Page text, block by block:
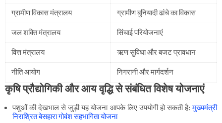
ग्रामीण विकास मंत्रालय ग्रामीण बुनियादी ढांचे का विकास
जल शक्ति मंत्रालय सिंचाई परियोजनाएं
वित्त मंत्रालय ऋण सुविधा और बजट प्रावधान
नीति आयोग निगरानी और मार्गदर्शन
कृषि प्रौद्योगिकी और आय वृद्धि से संबंधित विशेष योजनाएं
पशुओं की देखभाल से जुड़ी यह योजना आपके लिए उपयोगी हो सकती है: मुख्यमंत्री
निराश्रित बेसहारा गोवंश सहभागिता योजना